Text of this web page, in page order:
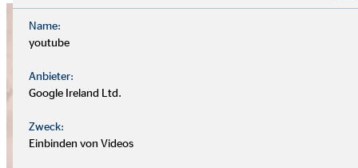
Name:
youtube
Anbieter:
Google Ireland Ltd.
Zweck:
Einbinden von Videos